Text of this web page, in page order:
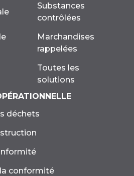
Substances
contrôlées
Marchandises
rappelées
Toutes les
solutions
déchets
conformité